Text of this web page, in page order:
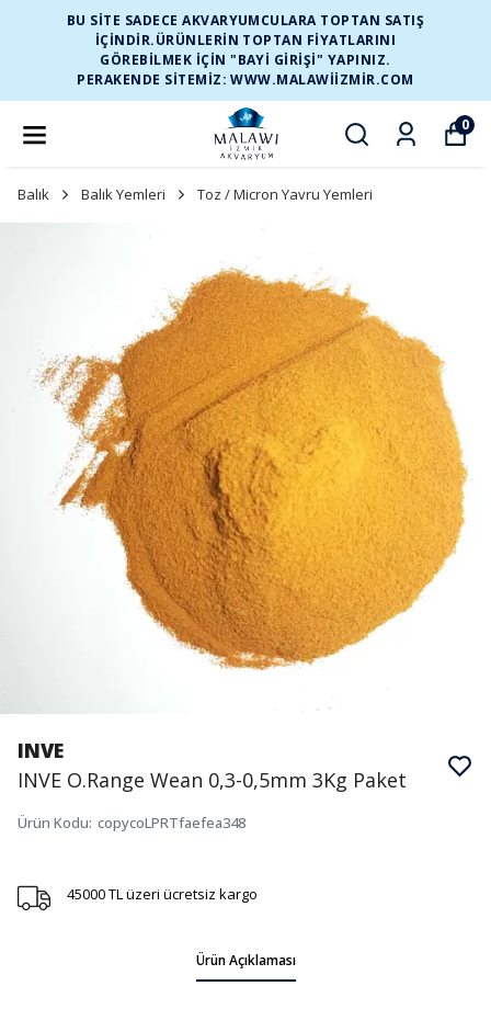
BU SİTE SADECE AKVARYUMCULARA TOPTAN SATIŞ
İÇİNDİR.ÜRÜNLERİN TOPTAN FİYATLARINI
GÖREBİLMEK İÇİN "BAYİ GİRİŞİ" YAPINIZ.
PERAKENDE SİTEMİZ: WWW.MALAWIIZMIR.COM
0
Balık Balık Yemleri Toz / Micron Yavru Yemleri
INVE
INVE O.Range Wean 0,3-0,5mm 3Kg Paket
Ürün Kodu: copycoLPRTfaefea348
45000 TL üzeri ücretsiz kargo
Ürün Açıklaması